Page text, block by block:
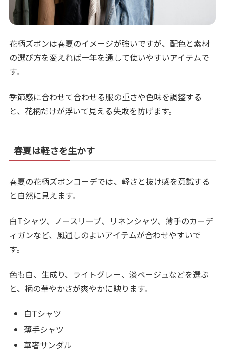
花柄ズボンは春夏のイメージが強いですが、配色と素材
の選び方を変えれば一年を通して使いやすいアイテムで
す。
季節感に合わせて合わせる服の重さや色味を調整する
と、花柄だけが浮いて見える失敗を防げます。
春夏は軽さを生かす
春夏の花柄ズボンコーデでは、軽さと抜け感を意識する
と自然に見えます。
白Tシャツ、ノースリーブ、リネンシャツ、薄手のカーデ
ィガンなど、風通しのよいアイテムが合わせやすいで
す。
色も白、生成り、ライトグレー、淡ベージュなどを選ぶ
と、柄の華やかさが爽やかに映ります。
白Tシャツ
薄手シャツ
華奢サンダル